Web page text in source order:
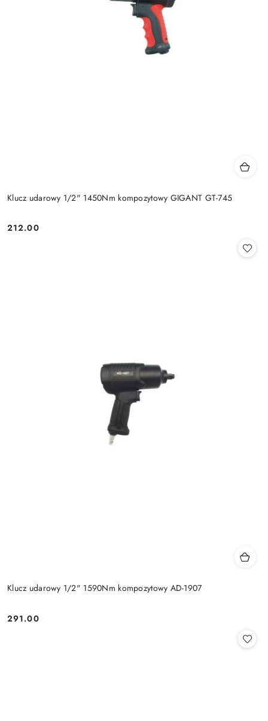
Klucz udarowy 1/2" 1450Nm kompozytowy GIGANT GT-745
Cena:
212.00
Klucz udarowy 1/2" 1590Nm kompozytowy AD-1907
Cena:
291.00